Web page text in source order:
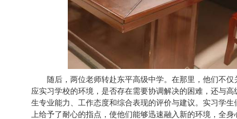
随后，两位老师转赴东平高级中学。在那里，他们不
应实习学校的环境，是否存在需要协调解决的困难，还与
生专业能力、工作态度和综合表现的评价与建议。实习学
上给予了耐心的指点，使他们能够迅速融入新的环境，全